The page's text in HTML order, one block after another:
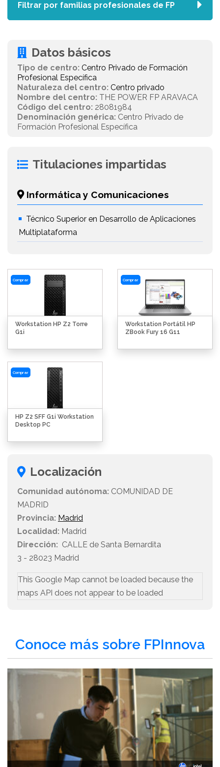
Datos básicos
Tipo de centro: Centro Privado de Formación
Profesional Específica
Naturaleza del centro: Centro privado
Nombre del centro: THE POWER FP ARAVACA
Código del centro: 28081984
Denominación genérica: Centro Privado de
Formación Profesional Específica
Titulaciones impartidas
Informática y Comunicaciones
Técnico Superior en Desarrollo de Aplicaciones
Multiplataforma
Comprar
Workstation HP Z2 Torre
G1i
Comprar
Workstation Portátil HP
ZBook Fury 16 G11
Comprar
HP Z2 SFF G1i Workstation
Desktop PC
Localización
Comunidad autónoma: COMUNIDAD DE
MADRID
Provincia: Madrid
Localidad: Madrid
Dirección: CALLE de Santa Bernardita
3 - 28023 Madrid
This Google Map cannot be loaded because the
maps API does not appear to be loaded
Conoce más sobre FPInnova
Filtrar por familias profesionales de FP